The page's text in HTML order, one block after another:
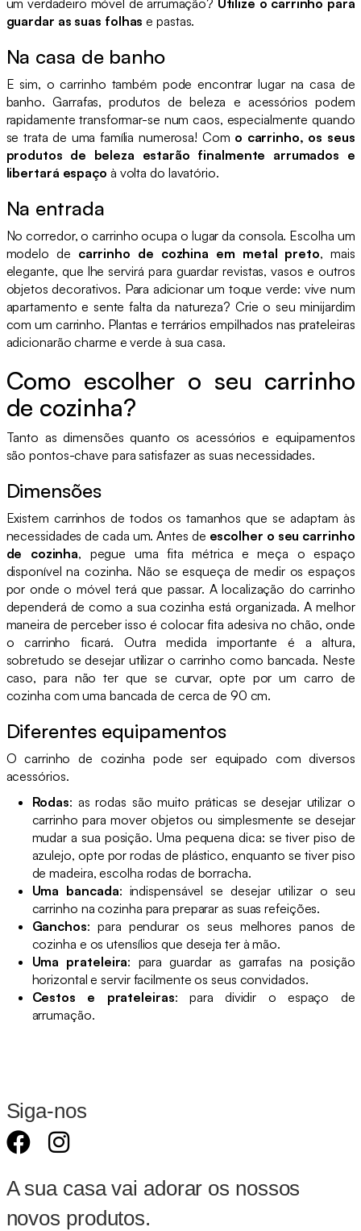
guardar as suas folhas e pastas.
Na casa de banho
E sim, o carrinho também pode encontrar lugar na casa de
banho. Garrafas, produtos de beleza e acessórios podem
rapidamente transformar-se num caos, especialmente quando
se trata de uma família numerosa! Com o carrinho, os seus
produtos de beleza estarão finalmente arrumados e
libertará espaço à volta do lavatório.
Na entrada
No corredor, o carrinho ocupa o lugar da consola. Escolha um
modelo de carrinho de cozhina em metal preto, mais
elegante, que lhe servirá para guardar revistas, vasos e outros
objetos decorativos. Para adicionar um toque verde: vive num
apartamento e sente falta da natureza? Crie o seu minijardim
com um carrinho. Plantas e terrários empilhados nas prateleiras
adicionarão charme e verde à sua casa.
Como escolher o seu carrinho
de cozinha?
Tanto as dimensões quanto os acessórios e equipamentos
são pontos-chave para satisfazer as suas necessidades.
Dimensões
Existem carrinhos de todos os tamanhos que se adaptam às
necessidades de cada um. Antes de escolher o seu carrinho
de cozinha, pegue uma fita métrica e meça o espaço
disponível na cozinha. Não se esqueça de medir os espaços
por onde o móvel terá que passar. A localização do carrinho
dependerá de como a sua cozinha está organizada. A melhor
maneira de perceber isso é colocar fita adesiva no chão, onde
o carrinho ficará. Outra medida importante é a altura,
sobretudo se desejar utilizar o carrinho como bancada. Neste
caso, para não ter que se curvar, opte por um carro de
cozinha com uma bancada de cerca de 90 cm.
Diferentes equipamentos
O carrinho de cozinha pode ser equipado com diversos
acessórios.
Rodas: as rodas são muito práticas se desejar utilizar o
carrinho para mover objetos ou simplesmente se desejar
mudar a sua posição. Uma pequena dica: se tiver piso de
azulejo, opte por rodas de plástico, enquanto se tiver piso
de madeira, escolha rodas de borracha.
Uma bancada: indispensável se desejar utilizar o seu
carrinho na cozinha para preparar as suas refeições.
Ganchos: para pendurar os seus melhores panos de
cozinha e os utensílios que deseja ter à mão.
Uma prateleira: para guardar as garrafas na posição
horizontal e servir facilmente os seus convidados.
Cestos e prateleiras: para dividir o espaço de
arrumação.
Siga-nos
A sua casa vai adorar os nossos
novos produtos.